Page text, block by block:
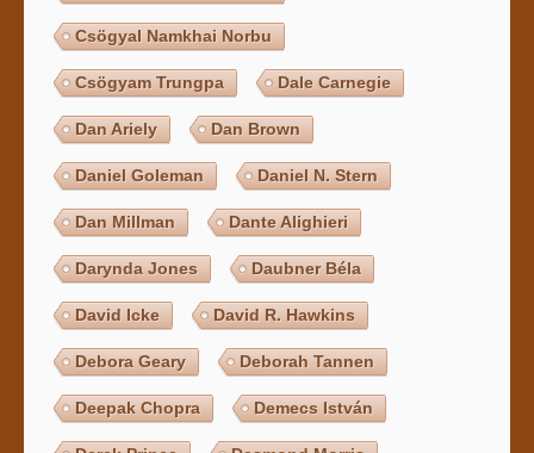
Csögyal Namkhai Norbu
Csögyam Trungpa Dale Carnegie
Dan Ariely Dan Brown
Daniel Goleman Daniel N. Stern
Dan Millman Dante Alighieri
Darynda Jones Daubner Béla
David Icke David R. Hawkins
Debora Geary Deborah Tannen
Deepak Chopra Demecs István